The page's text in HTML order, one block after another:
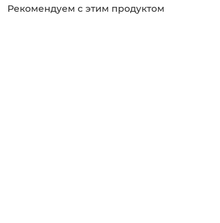
Рекомендуем с этим продуктом